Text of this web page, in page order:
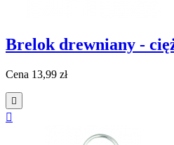
Brelok drewniany -
Cena 13,99 zł

